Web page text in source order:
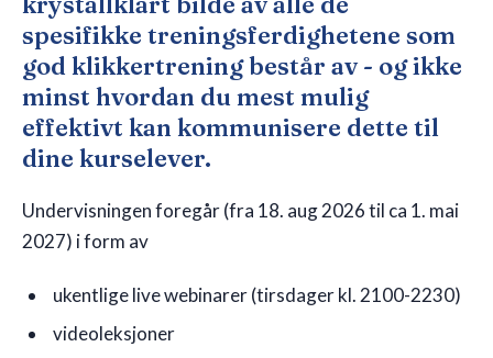
spesifikke treningsferdighetene som
god klikkertrening består av - og ikke
minst hvordan du mest mulig
effektivt kan kommunisere dette til
dine kurselever.
Undervisningen foregår (fra 18. aug 2026 til ca 1. mai
2027) i form av
ukentlige live webinarer (tirsdager kl. 2100-2230)
videoleksjoner